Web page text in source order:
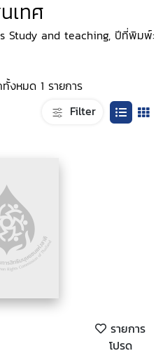
เทศ
Study and teaching, ปีที่พิมพ์:
งหมด 1 รายการ
Filter
รายการ
โปรด